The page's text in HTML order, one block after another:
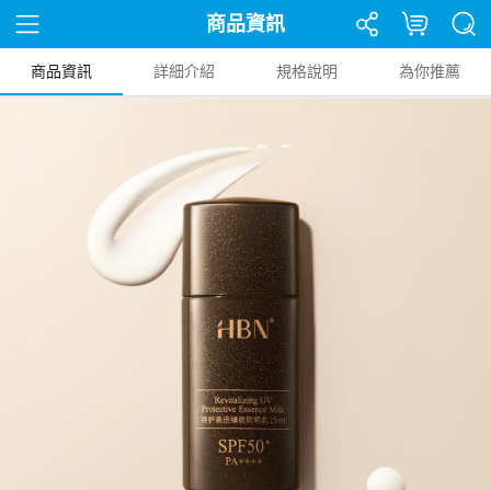
商品資訊
商品資訊 詳細介紹 規格說明 為你推薦